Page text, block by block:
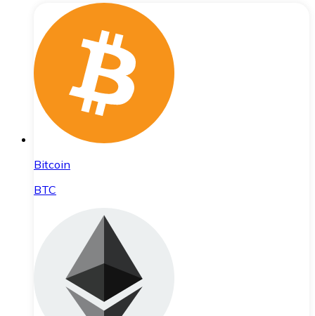
Bitcoin
BTC